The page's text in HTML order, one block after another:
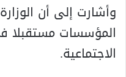
وأشارت إلى أن
المؤسسات مستقبلا
الاجتماعية.